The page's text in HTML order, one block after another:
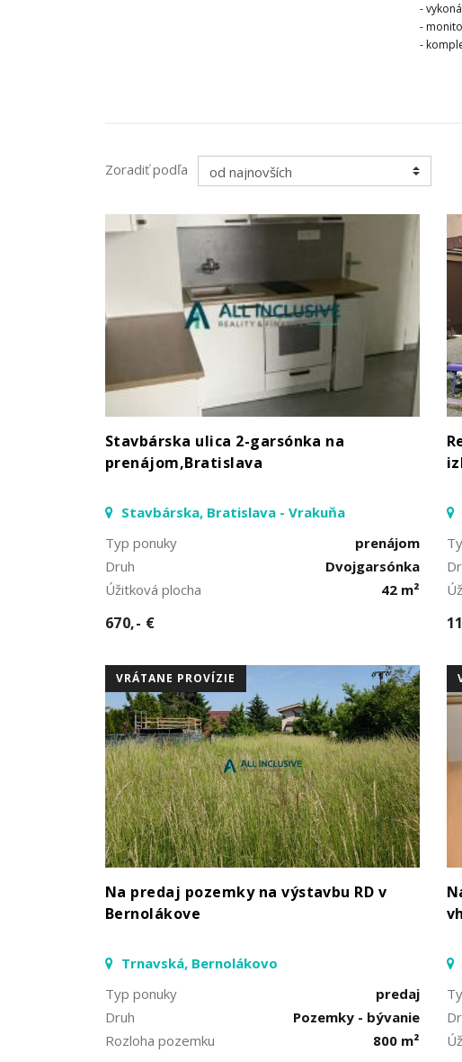
-
-
-
Zoradiť podľa
Stavbárska ulica 2-garsónka na
prenájom,Bratislava
Stavbárska, Bratislava - Vrakuňa
Typ ponuky
prenájom
Druh
Dvojgarsónka
Úžitková plocha
42 m²
670,- €
VRÁTANE PROVÍZIE
Na predaj pozemky na výstavbu RD v
Bernolákove
Trnavská, Bernolákovo
Typ ponuky
predaj
Druh
Pozemky - bývanie
Rozloha pozemku
800 m²